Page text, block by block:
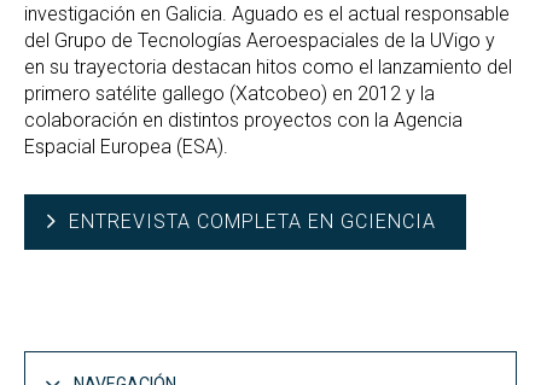
investigación en Galicia. Aguado es el actual responsable
del Grupo de Tecnologías Aeroespaciales de la UVigo y
en su trayectoria destacan hitos como el lanzamiento del
primero satélite gallego (Xatcobeo) en 2012 y la
colaboración en distintos proyectos con la Agencia
Espacial Europea (ESA).
ENTREVISTA COMPLETA EN GCIENCIA